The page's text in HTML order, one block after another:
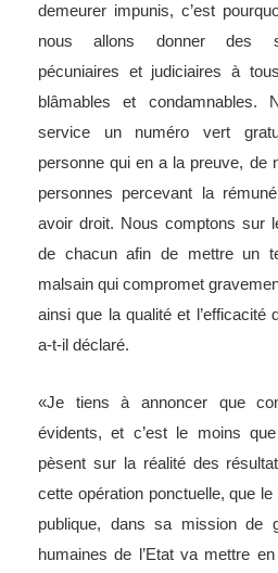
demeurer impunis, c’est
nous allons donner des
pécuniaires et judiciaires à
blâmables et condamnables.
service un numéro vert
personne qui en a la preuve, de
personnes percevant la
avoir droit. Nous comptons sur
de chacun afin de mettre un
malsain qui compromet
ainsi que la qualité et l’efficacité
a-t-il déclaré.
«Je tiens à annoncer que
évidents, et c’est le moins
pèsent sur la réalité des
cette opération ponctuelle, que
publique, dans sa mission de
humaines de l’Etat va mettre